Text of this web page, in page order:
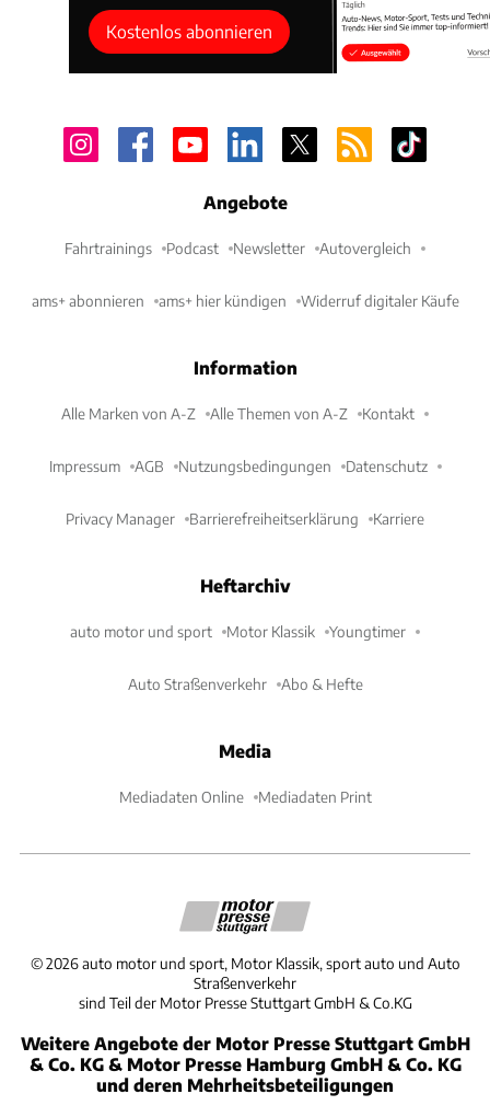
Kostenlos abonnieren
Angebote
Fahrtrainings Podcast Newsletter Autovergleich
ams+ abonnieren ams+ hier kündigen Widerruf digitaler Käufe
Information
Alle Marken von A-Z Alle Themen von A-Z Kontakt
Impressum AGB Nutzungsbedingungen Datenschutz
Privacy Manager Barrierefreiheitserklärung Karriere
Heftarchiv
auto motor und sport Motor Klassik Youngtimer
Auto Straßenverkehr Abo & Hefte
Media
Mediadaten Online Mediadaten Print
©2026 auto motor und sport, Motor Klassik, sport auto und Auto
Straßenverkehr
sind Teil der Motor Presse Stuttgart GmbH & Co.KG
Weitere Angebote der Motor Presse Stuttgart GmbH
& Co. KG & Motor Presse Hamburg GmbH & Co. KG
und deren Mehrheitsbeteiligungen